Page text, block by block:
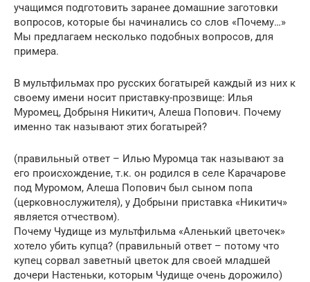
учащимся подготовить заранее домашние заготовки
вопросов, которые бы начинались со слов «Почему…»
Мы предлагаем несколько подобных вопросов, для
примера.
В мультфильмах про русских богатырей каждый из них к
своему имени носит приставку-прозвище: Илья
Муромец, Добрыня Никитич, Алеша Попович. Почему
именно так называют этих богатырей?
(правильный ответ – Илью Муромца так называют за
его происхождение, т.к. он родился в селе Карачарове
под Муромом, Алеша Попович был сыном попа
(церковнослужителя), у Добрыни приставка «Никитич»
является отчеством).
Почему Чудище из мультфильма «Аленький цветочек»
хотело убить купца? (правильный ответ – потому что
купец сорвал заветный цветок для своей младшей
дочери Настеньки, которым Чудище очень дорожило)